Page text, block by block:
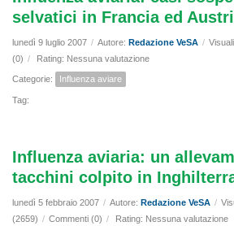
selvatici in Francia ed
lunedì 9 luglio 2007 / Autore: Redazione VeSA /
(0) / Rating: Nessuna valutazione
Categorie: Influenza aviare
Tag:
Influenza aviaria: un
tacchini colpito in
lunedì 5 febbraio 2007 / Autore: Redazione VeSA /
(2659) / Commenti (0) / Rating: Nessuna valutazione